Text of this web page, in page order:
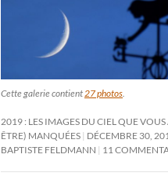
Cette galerie contient27 photos.
2019 : LES IMAGES DU CIEL QUE VOUS
ÊTRE) MANQUÉES DÉCEMBRE 30,
BAPTISTE FELDMANN
11